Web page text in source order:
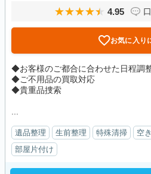
4.95
お気に入り
◆お客様のご都合に合わせた日程調
◆ご不用品の買取対応
◆貴重品捜索
遺品整理 生前整理 特殊清掃 空
部屋片付け